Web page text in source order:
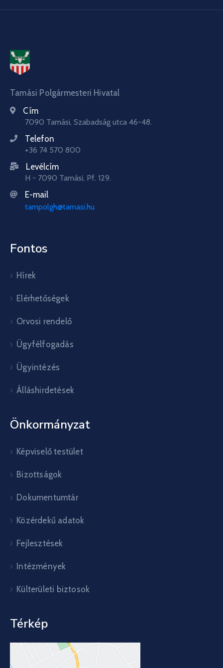
Tamási Polgármesteri Hivatal
Cím
7090 Tamási, Szabadság utca 46-48.
Telefon
+36 74 570 800
Levélcím
H - 7090 Tamási, Pf. 129.
E-mail
tampolgh@tamasi.hu
Fontos
Hírek
Elérhetőségek
Orvosi rendelő
Ügyfélfogadás
Ügyintézés
Álláshirdetések
Önkormányzat
Képviselő testület
Bizottságok
Dokumentumtár
Közérdekű adatok
Fejlesztések
Intézmények
Külterületi biztosok
Térkép